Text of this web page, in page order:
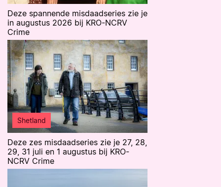
Deze spannende misdaadseries zie je
in augustus 2026 bij KRO-NCRV
Crime
Shetland
Deze zes misdaadseries zie je 27, 28,
29, 31 juli en 1 augustus bij KRO-
NCRV Crime